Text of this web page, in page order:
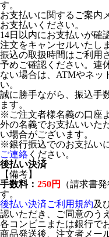
す。
お支払いに関するご案内
お支払いください。
14日以内にお支払いが確
注文をキャンセルいたし
振込の取扱時間はご利用
予めご確認ください。連
ない場合は、ATMやネッ
い。
誠に勝手ながら、振込手
ます。
※ご注文者様名義の口座
外の名義でお支払いいた
い場合がございます。
※銀行振込でのお支払い
ご連絡 ください。
後払い決済
【備考】
手数料： 250円
（請求書
す。
後払い決済ご利用規約及
認いただき、ご同意のう
各コンビニまたは銀行で
商品発送後、注文者メー